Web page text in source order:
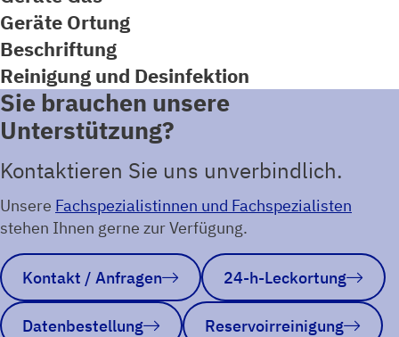
Geräte Ortung
Beschriftung
Reinigung und Desinfektion
Sie brauchen unsere
Unterstützung?
Kontaktieren Sie uns unverbindlich.
Unsere Fachspezialistinnen und Fachspezialisten
stehen Ihnen gerne zur Verfügung.
Kontakt / Anfragen 24-h-Leckortung
Datenbestellung Reservoirreinigung